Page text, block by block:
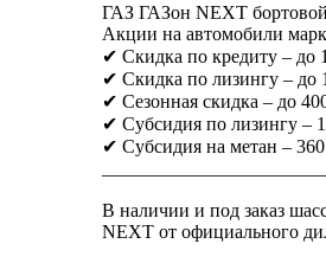
ГАЗ ГАЗон NEXT
Акции на автомобили
✔ Скидка по кредиту – до
✔ Скидка по лизингу – до
✔ Сезонная скидка – до
✔ Субсидия по лизингу –
✔ Субсидия на метан –
В наличии и под заказ
NEXT от официального